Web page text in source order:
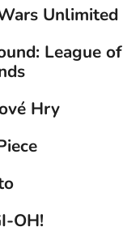
Unlimited
League of
Hry
OH!